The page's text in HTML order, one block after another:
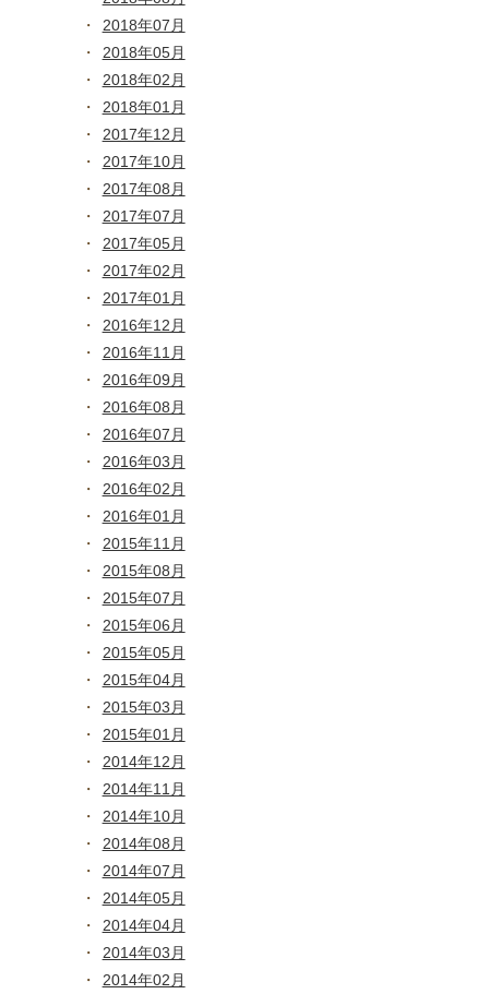
2018年07月
2018年05月
2018年02月
2018年01月
2017年12月
2017年10月
2017年08月
2017年07月
2017年05月
2017年02月
2017年01月
2016年12月
2016年11月
2016年09月
2016年08月
2016年07月
2016年03月
2016年02月
2016年01月
2015年11月
2015年08月
2015年07月
2015年06月
2015年05月
2015年04月
2015年03月
2015年01月
2014年12月
2014年11月
2014年10月
2014年08月
2014年07月
2014年05月
2014年04月
2014年03月
2014年02月